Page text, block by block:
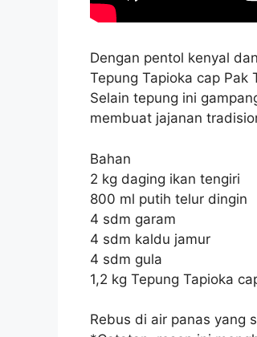
Dengan pentol kenyal
Tepung Tapioka cap Pak
Selain tepung ini
membuat jajanan
Bahan
2 kg daging ikan tengiri
800 ml putih telur dingin
4 sdm garam
4 sdm kaldu jamur
4 sdm gula
1,2 kg Tepung Tapioka
Rebus di air panas yang